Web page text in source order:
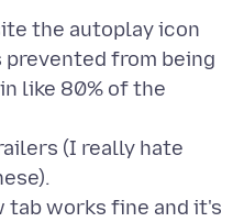
the autoplay icon
prevented from being
like 80% of the
(I really hate
tab works fine and it's